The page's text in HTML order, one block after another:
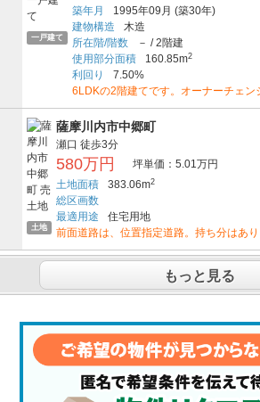
一戸建て
築年月 1995年09月 (築30年)
建物構造
木造
所在階/階数
－ /2階建
使用部分面積
160.85m2
利回り
7.50%
6LDKの2階建てです。オーナーチェン
土地
薩摩川内市中郷町
瀬口 徒歩3分
580万円
坪単価：5.01万円
土地面積
383.06m2
総区画数
最適用途
住宅用地
前面道路は、位置指定道路。持ち分はあり
もっと見る